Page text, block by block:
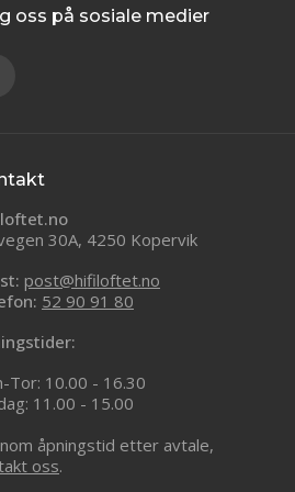
oss på sosiale medier
30A, 4250 Kopervik
post@hifiloftet.no
52 90 91 80
Tor: 10.00 - 16.30
11.00 - 15.00
åpningstid etter avtale,
oss.